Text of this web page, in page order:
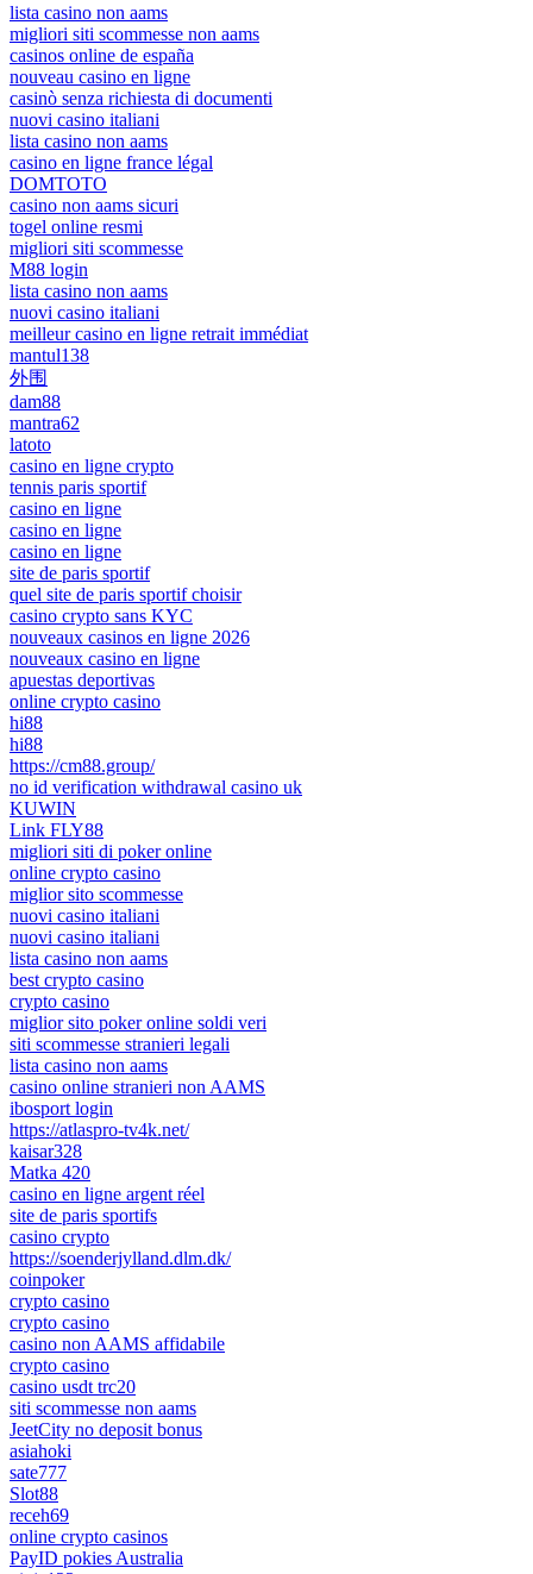
lista casino non aams
migliori siti scommesse non aams
casinos online de españa
nouveau casino en ligne
casinò senza richiesta di documenti
nuovi casino italiani
lista casino non aams
casino en ligne france légal
DOMTOTO
casino non aams sicuri
togel online resmi
migliori siti scommesse
M88 login
lista casino non aams
nuovi casino italiani
meilleur casino en ligne retrait immédiat
mantul138
外围
dam88
mantra62
latoto
casino en ligne crypto
tennis paris sportif
casino en ligne
casino en ligne
casino en ligne
site de paris sportif
quel site de paris sportif choisir
casino crypto sans KYC
nouveaux casinos en ligne 2026
nouveaux casino en ligne
apuestas deportivas
online crypto casino
hi88
hi88
https://cm88.group/
no id verification withdrawal casino uk
KUWIN
Link FLY88
migliori siti di poker online
online crypto casino
miglior sito scommesse
nuovi casino italiani
nuovi casino italiani
lista casino non aams
best crypto casino
crypto casino
miglior sito poker online soldi veri
siti scommesse stranieri legali
lista casino non aams
casino online stranieri non AAMS
ibosport login
https://atlaspro-tv4k.net/
kaisar328
Matka 420
casino en ligne argent réel
site de paris sportifs
casino crypto
https://soenderjylland.dlm.dk/
coinpoker
crypto casino
crypto casino
casino non AAMS affidabile
crypto casino
casino usdt trc20
siti scommesse non aams
JeetCity no deposit bonus
asiahoki
sate777
Slot88
receh69
online crypto casinos
PayID pokies Australia